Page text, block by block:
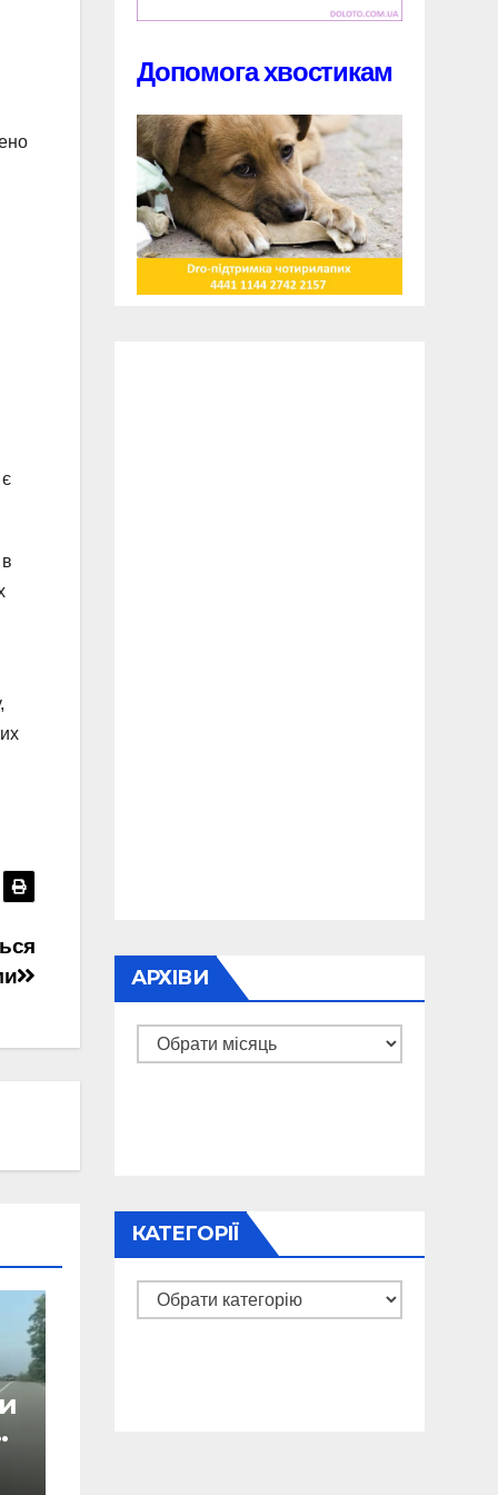
Допомога хвостикам
АРХІВИ
Архіви
КАТЕГОРІЇ
Категорії